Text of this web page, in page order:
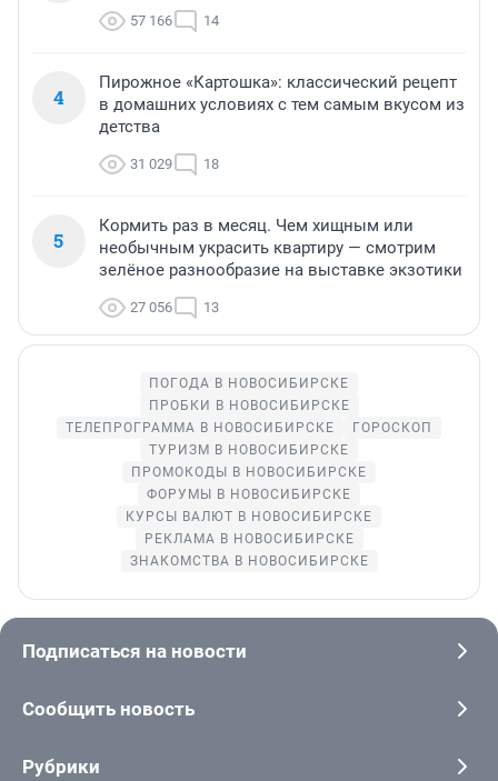
57 166 14
4
Пирожное «Картошка»: классический рецепт
в домашних условиях с тем самым вкусом из
детства
31 029 18
5
Кормить раз в месяц. Чем хищным или
необычным украсить квартиру — смотрим
зелёное разнообразие на выставке экзотики
27 056 13
ПОГОДА В НОВОСИБИРСКЕ
ПРОБКИ В НОВОСИБИРСКЕ
ТЕЛЕПРОГРАММА В НОВОСИБИРСКЕ
ГОРОСКОП
ТУРИЗМ В НОВОСИБИРСКЕ
ПРОМОКОДЫ В НОВОСИБИРСКЕ
ФОРУМЫ В НОВОСИБИРСКЕ
КУРСЫ ВАЛЮТ В НОВОСИБИРСКЕ
РЕКЛАМА В НОВОСИБИРСКЕ
ЗНАКОМСТВА В НОВОСИБИРСКЕ
Подписаться на новости
Сообщить новость
Рубрики